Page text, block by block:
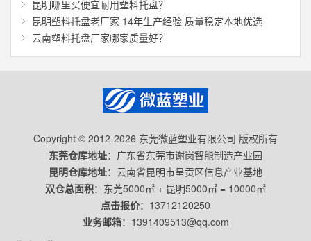
昆明哪里买便宜耐用塑料托盘？
昆明塑料托盘老厂家 14年生产经验 质量稳定本地优选
云南塑料托盘厂家哪家质量好？
Copyright © 2012-2026 东莞微蓝塑业有限公司 版权所有
东莞仓库地址：广东省东莞市谢岗智能制造产业园
昆明仓库地址：云南省昆明市呈贡区信息产业基地
双仓总面积：东莞5000㎡ + 昆明5000㎡ = 10000㎡
点击报价： 13712120250
业务邮箱： 1391409513@qq.com